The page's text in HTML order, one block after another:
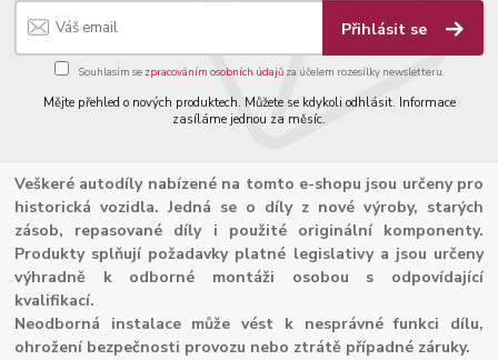
Přihlásit se
Souhlasím se zpracováním osobních údajůza účelem rozesílky newsletteru.
Mějte přehled o nových produktech. Můžete se kdykoli odhlásit. Informace
zasíláme jednou za měsíc.
Veškeré autodíly nabízené na tomto e-shopu jsou určeny pro
historická vozidla. Jedná se o díly z nové výroby, starých
zásob, repasované díly i použité originální komponenty.
Produkty splňují požadavky platné legislativy a jsou určeny
výhradně k odborné montáži osobou s odpovídající
kvalifikací.
Neodborná instalace může vést k nesprávné funkci dílu,
ohrožení bezpečnosti provozu nebo ztrátě případné záruky.